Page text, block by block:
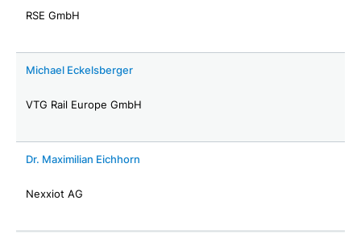
RSE GmbH
Michael Eckelsberger
VTG Rail Europe GmbH
Dr. Maximilian Eichhorn
Nexxiot AG